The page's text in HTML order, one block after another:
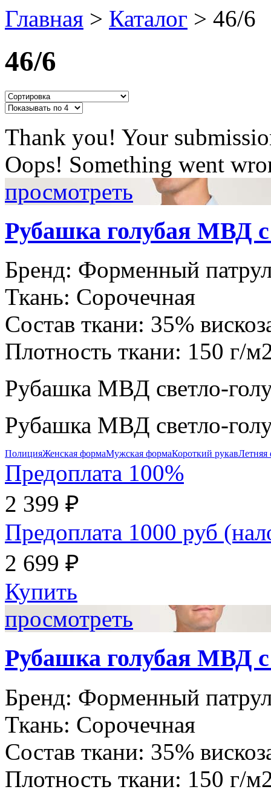
Главная > Каталог > 46/6
46/6
Thank you! Your
Oops! Something went
просмотреть
Рубашка голубая МВД
Бренд: Форменный
Ткань: Сорочечная
Состав ткани: 35%
Плотность ткани: 150 г/
Рубашка МВД светло-
Рубашка МВД светло-
ПолицияЖенская формаМужская формаКороткий рукавЛетняя
Предоплата 100%
2 399 ₽
Предоплата 1000 руб
2 699 ₽
Купить
просмотреть
Рубашка голубая МВД
Бренд: Форменный
Ткань: Сорочечная
Состав ткани: 35%
Плотность ткани: 150 г/